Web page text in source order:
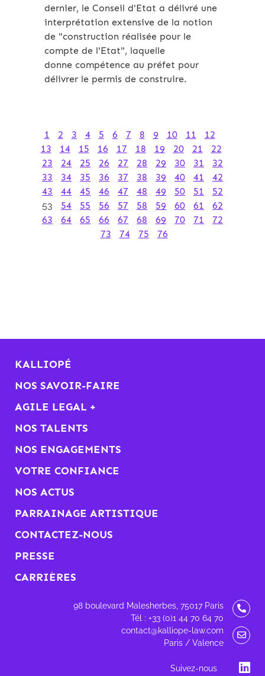
dernier, le Conseil d'Etat a délivré une
interprétation extensive de la notion
de "construction réalisée pour le
compte de l'Etat", laquelle
donne compétence au préfet pour
délivrer le permis de construire.
1 2 3 4 5 6 7 8 9 10 11
12
13
14 15 16 17 18 19 20 21
22
23
24 25 26 27 28 29 30 31
32
33
34 35 36 37 38 39 40 41
42
43
44 45 46 47 48 49 50 51
52
53
54 55 56 57 58 59 60 61
62
63
64 65 66 67 68 69 70 71
72
73
74 75 76
KALLIOPÉ
NOS SAVOIR-FAIRE
AGILE LEGAL +
NOS TALENTS
NOS ENGAGEMENTS
VOTRE CONFIANCE
NOS ACTUS
PARRAINAGE ARTISTIQUE
CONTACTEZ-NOUS
PRESSE
CARRIÈRES
98 boulevard Malesherbes, 75017 Paris
Tél : +33 (0)1 44 70 64 70
contact@kalliope-law.com
Paris / Valence
Suivez-nous